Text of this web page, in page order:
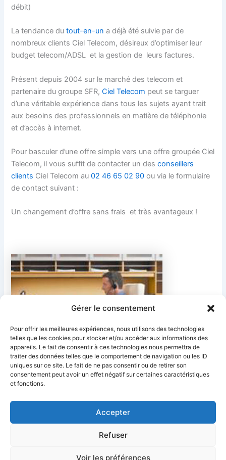
Gérer le consentement
Pour offrir les meilleures expériences, nous utilisons des technologies
telles que les cookies pour stocker et/ou accéder aux informations des
appareils. Le fait de consentir à ces technologies nous permettra de
traiter des données telles que le comportement de navigation ou les ID
uniques sur ce site. Le fait de ne pas consentir ou de retirer son
consentement peut avoir un effet négatif sur certaines caractéristiques
et fonctions.
Accepter
Refuser
Voir les préférences
débit)
La tendance du tout-en-un a déjà été suivie par de
nombreux clients Ciel Telecom, désireux d’optimiser leur
budget telecom/ADSL et la gestion de leurs factures.
Présent depuis 2004 sur le marché des telecom et
partenaire du groupe SFR,Ciel Telecom peut se targuer
d’une véritable expérience dans tous les sujets ayant trait
aux besoins des professionnels en matière de téléphonie
et d’accès à internet.
Pour basculer d’une offre simple vers une offre groupée Ciel
Telecom, il vous suffit de contacter un desconseillers
clients Ciel Telecom au02 46 65 02 90 ou via le formulaire
de contact suivant :
Un changement d’offre sans frais et très avantageux !
PRÉCÉDENT SUIVANT
Mentions Légales
Politique de confidentialité